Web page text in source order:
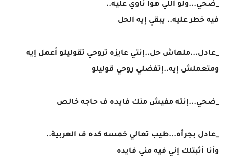
_ضحي...ولو اللي هوا ناوي عليه..
فيه خطر عليه.. يبقي إيه الحل
_عادل...ملهاش حل..إنتي عايزه تروحي تقوليلو أعمل إيه
ومتعملش إيه..إتفضلي روحي قوليلو
_ضحي...إنته مفيش منك فايده ف حاجه خالص
_عادل بجرأه...طيب تعالي خمسه كده ف العربية..
وأنا أثبتلك إني فيه مني فايده